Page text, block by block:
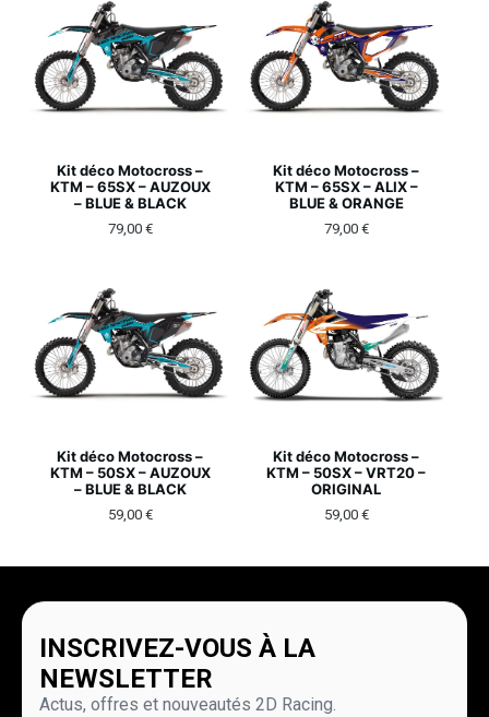
Kit déco Motocross –
KTM – 65SX – AUZOUX
– BLUE & BLACK
79,00 €
Kit déco Motocross –
KTM – 65SX – ALIX –
BLUE & ORANGE
79,00 €
Kit déco Motocross –
KTM – 50SX – AUZOUX
– BLUE & BLACK
59,00 €
Kit déco Motocross –
KTM – 50SX – VRT20 –
ORIGINAL
59,00 €
INSCRIVEZ-VOUS À LA
NEWSLETTER
Actus, offres et nouveautés 2D Racing.